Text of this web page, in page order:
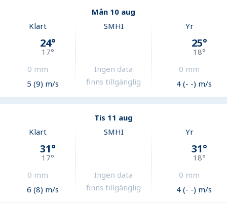
Mån 10 aug
Klart
24°
17°
0 mm
5 (9) m/s
SMHI
Ingen data
finns tillgänglig
Yr
25°
18°
0 mm
4 (- -) m/s
Tis 11 aug
Klart
31°
17°
0 mm
6 (8) m/s
SMHI
Ingen data
finns tillgänglig
Yr
31°
18°
0 mm
4 (- -) m/s